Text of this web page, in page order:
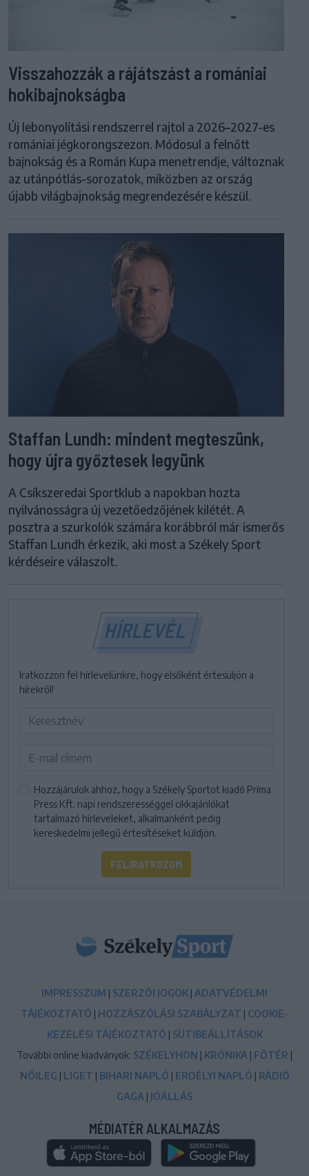
Visszahozzák a rájátszást a romániai
hokibajnokságba
Új lebonyolítási rendszerrel rajtol a 2026–2027-es
romániai jégkorongszezon. Módosul a felnőtt
bajnokság és a Román Kupa menetrendje, változnak
az utánpótlás-sorozatok, miközben az ország
újabb világbajnokság megrendezésére készül.
Staffan Lundh: mindent megteszünk,
hogy újra győztesek legyünk
A Csíkszeredai Sportklub a napokban hozta
nyilvánosságra új vezetőedzőjének kilétét. A
posztra a szurkolók számára korábbról már ismerős
Staffan Lundh érkezik, aki most a Székely Sport
kérdéseire válaszolt.
HÍRLEVÉL
Iratkozzon fel hírlevelünkre, hogy elsőként értesüljön a
hírekről!
Hozzájárulok ahhoz, hogy a Székely Sportot kiadó Príma
Press Kft. napi rendszerességgel cikkajánlókat
tartalmazó hírleveleket, alkalmanként pedig
kereskedelmi jellegű értesítéseket küldjön.
FELIRATKOZOM
IMPRESSZUM | SZERZŐI JOGOK | ADATVÉDELMI
TÁJÉKOZTATÓ | HOZZÁSZÓLÁSI SZABÁLYZAT | COOKIE-
KEZELÉSI TÁJÉKOZTATÓ | SÜTIBEÁLLÍTÁSOK
További online kiadványok: SZÉKELYHON | KRÓNIKA | FŐTÉR |
NŐILEG | LIGET | BIHARI NAPLÓ | ERDÉLYI NAPLÓ | RÁDIÓ
GAGA | JÓÁLLÁS
MÉDIATÉR ALKALMAZÁS